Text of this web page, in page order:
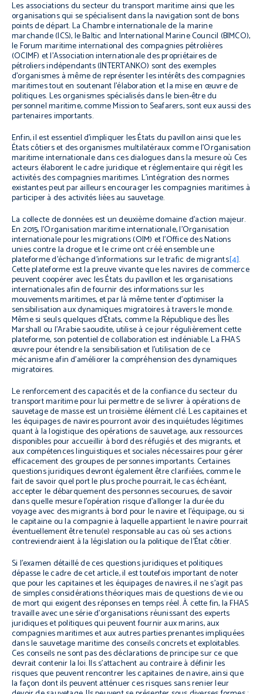
Les associations du secteur du transport maritime ainsi que les
organisations qui se spécialisent dans la navigation sont de bons
points de départ. La Chambre internationale de la marine
marchande (ICS), le Baltic and International Marine Council (BIMCO),
le Forum maritime international des compagnies pétrolières
(OCIMF) et l’Association internationale des propriétaires de
pétroliers indépendants (INTERTANKO) sont des exemples
d’organismes à même de représenter les intérêts des compagnies
maritimes tout en soutenant l’élaboration et la mise en œuvre de
politiques. Les organismes spécialisés dans le bien-être du
personnel maritime, comme Mission to Seafarers, sont eux aussi des
partenaires importants.
Enfin, il est essentiel d’impliquer les États du pavillon ainsi que les
États côtiers et des organismes multilatéraux comme l’Organisation
maritime internationale dans ces dialogues dans la mesure où Ces
acteurs élaborent le cadre juridique et réglementaire qui régit les
activités des compagnies maritimes. L’intégration des normes
existantes peut par ailleurs encourager les compagnies maritimes à
participer à des activités liées au sauvetage.
La collecte de données est un deuxième domaine d’action majeur.
En 2015, l’Organisation maritime internationale, l’Organisation
internationale pour les migrations (OIM) et l’Office des Nations
unies contre la drogue et le crime ont créé ensemble une
plateforme d’échange d’informations sur le trafic de migrants[4].
Cette plateforme est la preuve vivante que les navires de commerce
peuvent coopérer avec les États du pavillon et les organisations
internationales afin de fournir des informations sur les
mouvements maritimes, et par là même tenter d’optimiser la
sensibilisation aux dynamiques migratoires à travers le monde.
Même si seuls quelques d’États, comme la République des Îles
Marshall ou l’Arabie saoudite, utilise à ce jour régulièrement cette
plateforme, son potentiel de collaboration est indéniable. La FHAS
œuvre pour étendre la sensibilisation et l’utilisation de ce
mécanisme afin d’améliorer la compréhension des dynamiques
migratoires.
Le renforcement des capacités et de la confiance du secteur du
transport maritime pour lui permettre de se livrer à opérations de
sauvetage de masse est un troisième élément clé. Les capitaines et
les équipages de navires pourront avoir des inquiétudes légitimes
quant à la logistique des opérations de sauvetage, aux ressources
disponibles pour accueillir à bord des réfugiés et des migrants, et
aux compétences linguistiques et sociales nécessaires pour gérer
efficacement des groupes de personnes importants. Certaines
questions juridiques devront également être clarifiées, comme le
fait de savoir quel port le plus proche pourrait, le cas échéant,
accepter le débarquement des personnes secourues, de savoir
dans quelle mesure l’opération risque d’allonger la durée du
voyage avec des migrants à bord pour le navire et l’équipage, ou si
le capitaine ou la compagnie à laquelle appartient le navire pourrait
éventuellement être tenu(e) responsable au cas où ses actions
contreviendraient à la législation ou la politique de l’État côtier.
Si l’examen détaillé de ces questions juridiques et politiques
dépasse le cadre de cet article, il est toutefois important de noter
que pour les capitaines et les équipages de navires, il ne s’agit pas
de simples considérations théoriques mais de questions de vie ou
de mort qui exigent des réponses en temps réel. À cette fin, la FHAS
travaille avec une série d’organisations réunissant des experts
juridiques et politiques qui peuvent fournir aux marins, aux
compagnies maritimes et aux autres parties prenantes impliquées
dans le sauvetage maritime des conseils concrets et exploitables.
Ces conseils ne sont pas des déclarations de principe sur ce que
devrait contenir la loi. Ils s’attachent au contraire à définir les
risques que peuvent rencontrer les capitaines de navire, ainsi que
la façon dont ils peuvent atténuer ces risques sans renier leur